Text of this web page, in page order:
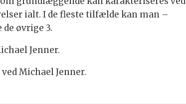
ialt. I de fleste tilfælde kan man –
øvrige 3.
Jenner.
ved Michael Jenner.